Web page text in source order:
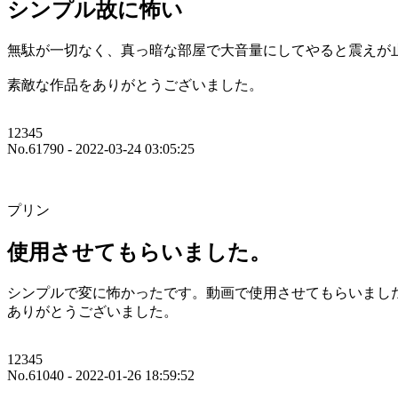
シンプル故に怖い
無駄が一切なく、真っ暗な部屋で大音量にしてやると震えが
素敵な作品をありがとうございました。
12345
No.61790 - 2022-03-24 03:05:25
プリン
使用させてもらいました。
シンプルで変に怖かったです。動画で使用させてもらいまし
ありがとうございました。
12345
No.61040 - 2022-01-26 18:59:52